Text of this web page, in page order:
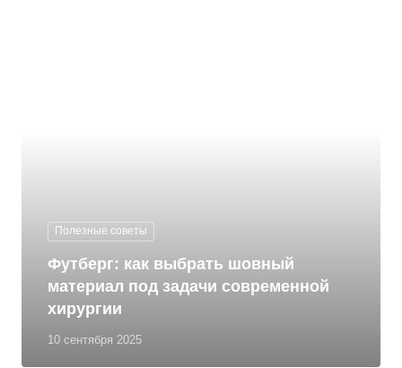
Полезные советы
10 сентября 2025
Футберг: как выбрать шовный
материал под задачи современной
хирургии